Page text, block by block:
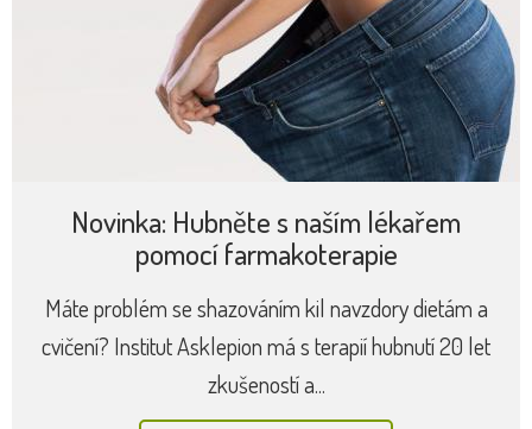
Novinka: Hubněte s naším lékařem
pomocí farmakoterapie
Máte problém se shazováním kil navzdory dietám a
cvičení? Institut Asklepion má s terapií hubnutí 20 let
zkušeností a...